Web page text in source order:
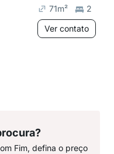
71m²
2
Ver contato
Fim, defina o preço